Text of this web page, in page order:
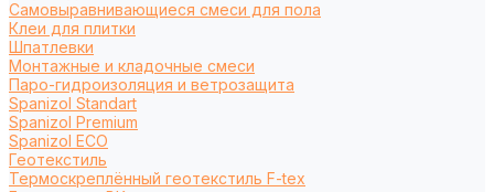
Самовыравнивающиеся смеси для пола
Клеи для плитки
Шпатлевки
Монтажные и кладочные смеси
Паро-гидроизоляция и ветрозащита
Spanizol Standart
Spanizol Premium
Spanizol ECO
Геотекстиль
Термоскреплённый геотекстиль F-tex